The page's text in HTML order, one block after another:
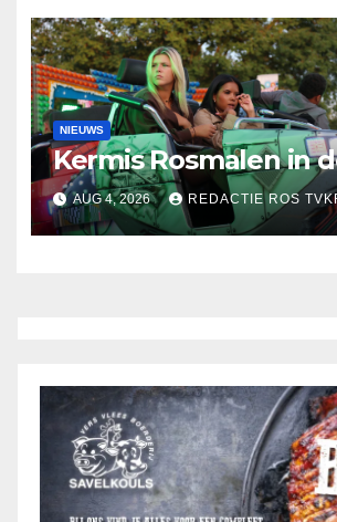
NIEUWS
Kermis Rosmalen in
AUG 4, 2026 REDACTIE ROS